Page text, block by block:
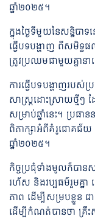
ឆ្នាំ២០២៥។
ក្នុងថ្ងៃទីមួយនៃសន្និបា
ធ្វើបទបង្ហាញ ពីសមិទ្
ត្រូវប្រឈមជាមួយគ្នាន
ការធ្វើបទបង្ហាញរបស់
សាស្រ្តដោះស្រាយថ្មីៗ ដ
សម្រាប់ឆ្នាំនេះ។ ប្រធា
ពិភាក្សាអំពីគំរូជោគជ័
ឆ្នាំ២០២៥។
កិច្ចប្រជុំទាំងមូលក៏បាន
រហ័ស និងវប្បធម៌រួមគ្នា
ភាព ដើម្បីសម្របខ្លួន
ដើម្បីកំណត់បានថា គ្រឹះ